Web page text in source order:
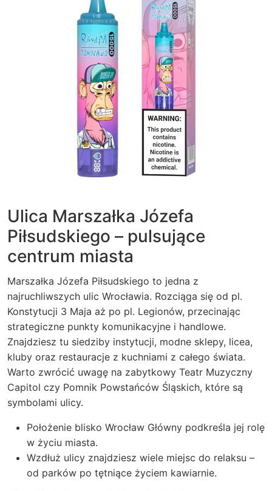
Ulica Marszałka Józefa
Piłsudskiego – pulsujące
centrum miasta
Marszałka Józefa Piłsudskiego to jedna z
najruchliwszych ulic Wrocławia. Rozciąga się od pl.
Konstytucji 3 Maja aż po pl. Legionów, przecinając
strategiczne punkty komunikacyjne i handlowe.
Znajdziesz tu siedziby instytucji, modne sklepy, licea,
kluby oraz restauracje z kuchniami z całego świata.
Warto zwrócić uwagę na zabytkowy Teatr Muzyczny
Capitol czy Pomnik Powstańców Śląskich, które są
symbolami ulicy.
Położenie blisko Wrocław Główny podkreśla jej rolę
w życiu miasta.
Wzdłuż ulicy znajdziesz wiele miejsc do relaksu –
od parków po tętniące życiem kawiarnie.